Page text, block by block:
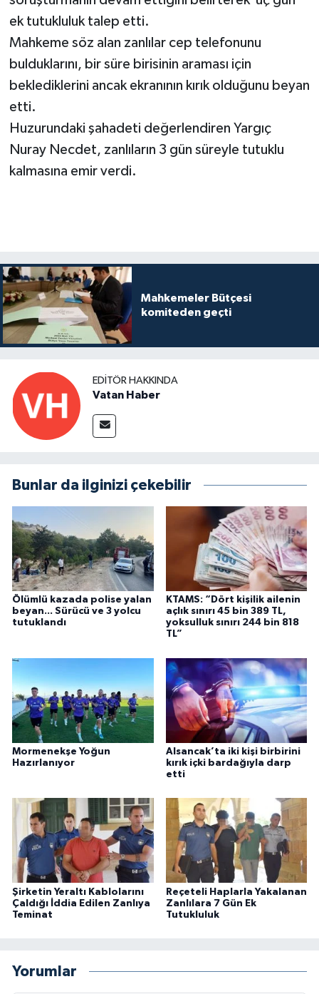
ek tutukluluk talep etti.
Mahkeme söz alan zanlılar cep telefonunu
bulduklarını, bir süre birisinin araması için
beklediklerini ancak ekranının kırık olduğunu beyan
etti.
Huzurundaki şahadeti değerlendiren Yargıç
Nuray Necdet, zanlıların 3 gün süreyle tutuklu
kalmasına emir verdi.
Mahkemeler Bütçesi
komiteden geçti
EDITÖR HAKKINDA
Vatan Haber
Bunlar da ilginizi çekebilir
Ölümlü kazada polise yalan
beyan... Sürücü ve 3 yolcu
tutuklandı
KTAMS: “Dört kişilik ailenin
açlık sınırı 45 bin 389 TL,
yoksulluk sınırı 244 bin 818
TL”
Mormenekşe Yoğun
Hazırlanıyor
Alsancak’ta iki kişi birbirini
kırık içki bardağıyla darp
etti
Şirketin Yeraltı Kablolarını
Çaldığı İddia Edilen Zanlıya
Teminat
Reçeteli Haplarla Yakalanan
Zanlılara 7 Gün Ek
Tutukluluk
Yorumlar